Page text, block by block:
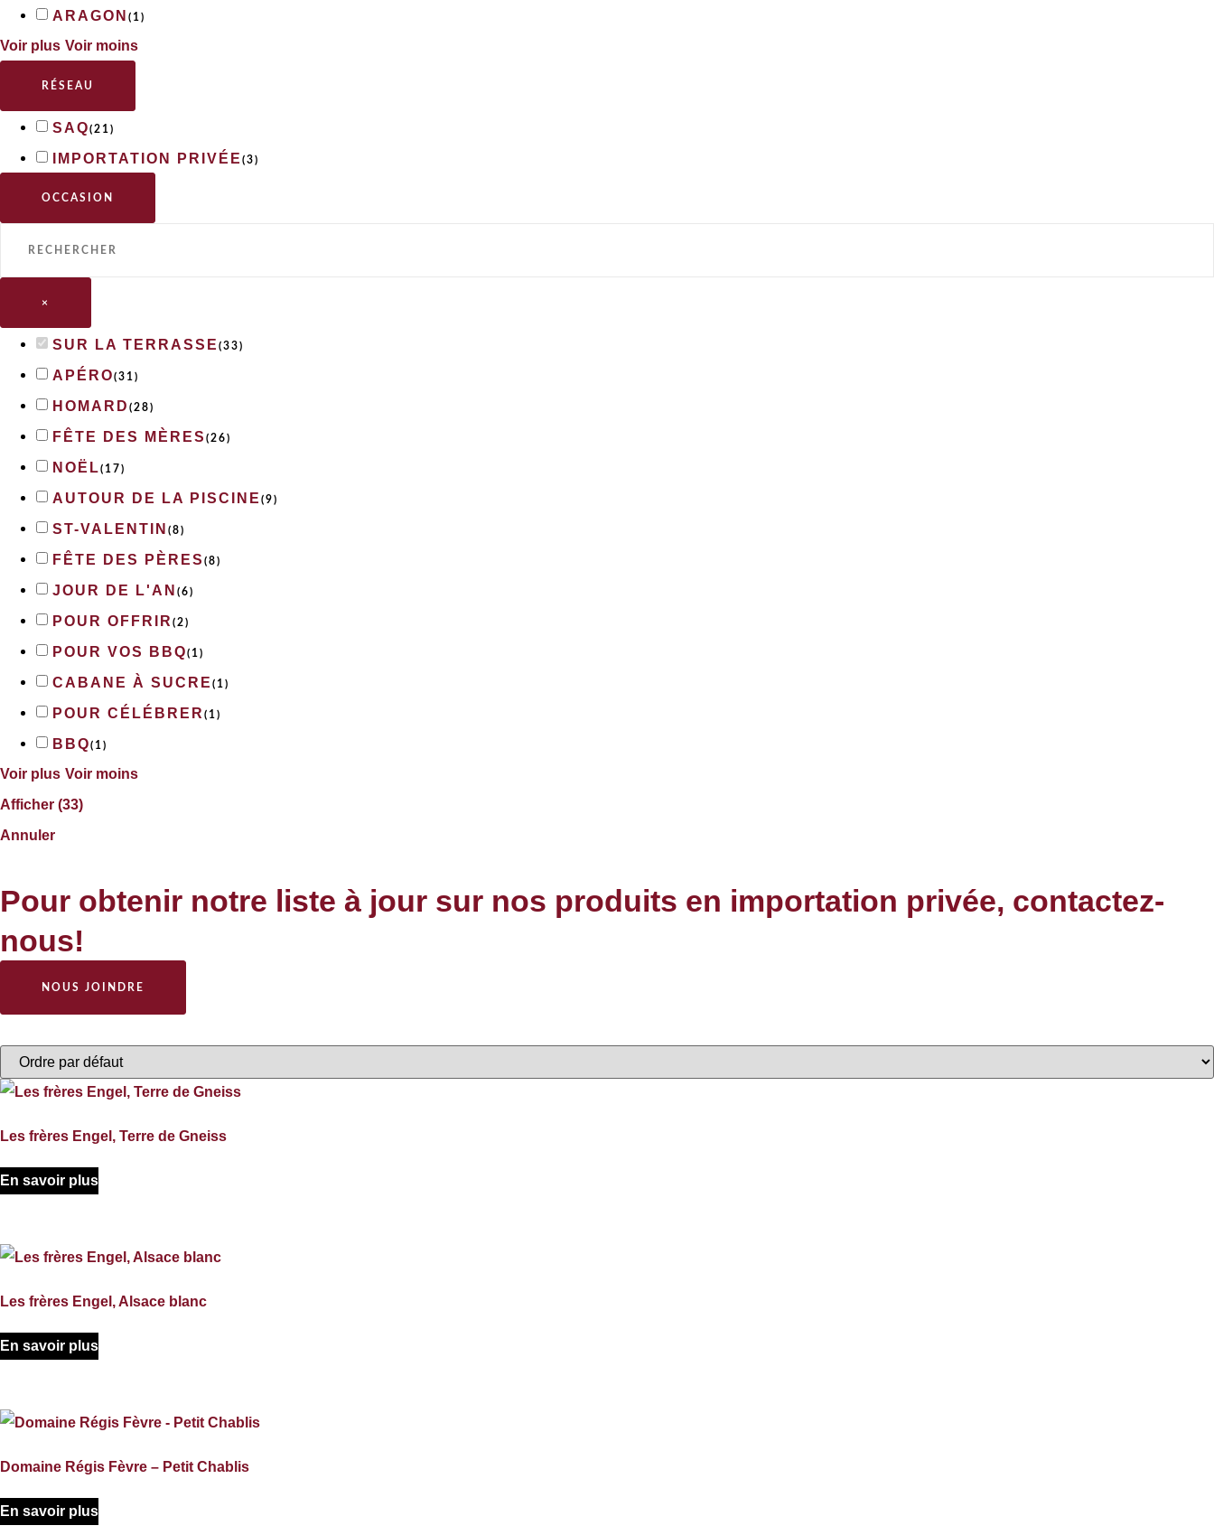
ARAGON ( 1 )
Voir plus Voir moins
RÉSEAU
SAQ(21 )
IMPORTATION PRIVÉE (3)
OCCASION
×
SUR LA TERRASSE (33)
APÉRO(31 )
HOMARD (28)
FÊTE DES MÈRES (26)
NOËL( 17)
AUTOUR DE LA PISCINE (9)
ST-VALENTIN (8)
FÊTE DES PÈRES (8)
JOUR DE L'AN (6)
POUR OFFRIR (2)
POUR VOS BBQ( 1 )
CABANE À SUCRE ( 1 )
POUR CÉLÉBRER ( 1 )
BBQ( 1 )
Voir plus Voir moins
Afficher (33)
Annuler
Pour obtenir notre liste à jour sur nos produits en importation privée, contactez-
nous!
NOUS JOINDRE
Les frères Engel, Terre de Gneiss
En savoir plus
Les frères Engel, Alsace blanc
En savoir plus
Domaine Régis Fèvre – Petit Chablis
En savoir plus